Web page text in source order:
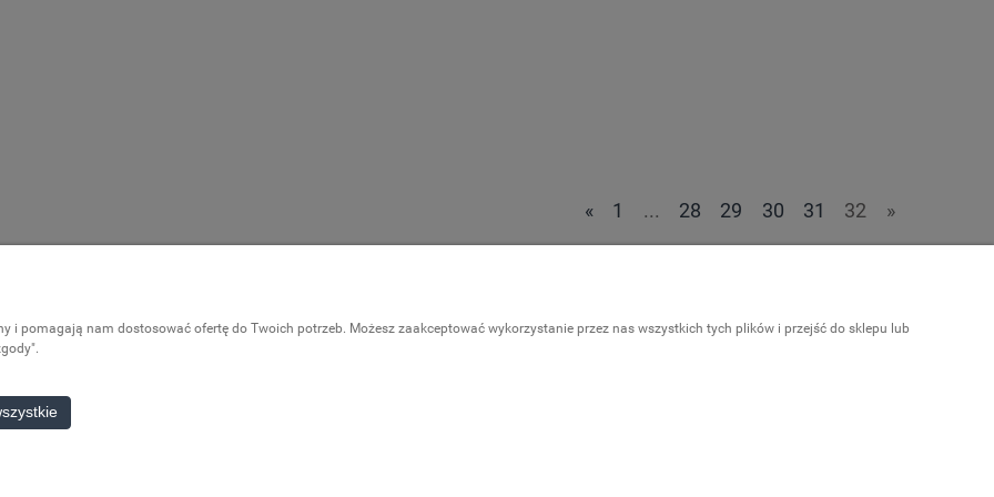
« 1 ... 28 29 30 31 32 »
Logowanie
Kariera
i pomagają nam dostosować ofertę do Twoich potrzeb. Możesz zaakceptować wykorzystanie przez nas wszystkich tych plików i przejść do sklepu lub